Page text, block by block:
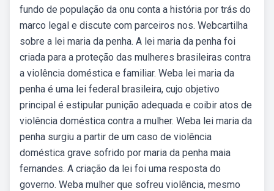
fundo de população da onu conta a história por trás do
marco legal e discute com parceiros nos. Webcartilha
sobre a lei maria da penha. A lei maria da penha foi
criada para a proteção das mulheres brasileiras contra
a violência doméstica e familiar. Weba lei maria da
penha é uma lei federal brasileira, cujo objetivo
principal é estipular punição adequada e coibir atos de
violência doméstica contra a mulher. Weba lei maria da
penha surgiu a partir de um caso de violência
doméstica grave sofrido por maria da penha maia
fernandes. A criação da lei foi uma resposta do
governo. Weba mulher que sofreu violência, mesmo